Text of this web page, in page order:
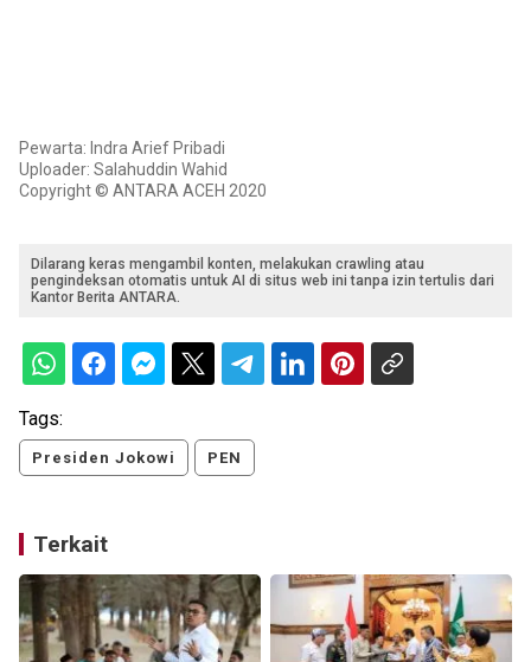
Pewarta: Indra Arief Pribadi
Uploader: Salahuddin Wahid
Copyright © ANTARA ACEH 2020
Dilarang keras mengambil konten, melakukan crawling atau
pengindeksan otomatis untuk AI di situs web ini tanpa izin tertulis dari
Kantor Berita ANTARA.
Tags:
Presiden Jokowi PEN
Terkait